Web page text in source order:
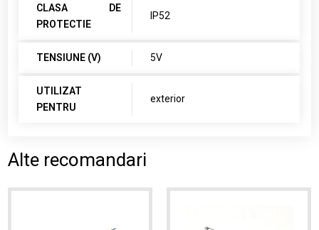
CLASA DE
PROTECTIE
IP52
TENSIUNE (V) 5V
UTILIZAT
PENTRU
exterior
Alte recomandari